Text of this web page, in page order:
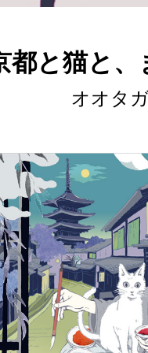
都と猫と、
オオタ